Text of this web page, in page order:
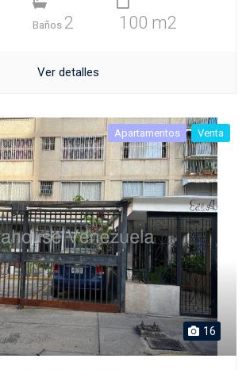
Baños 2 100 m2
Ver detalles
Apartamentos Venta
16